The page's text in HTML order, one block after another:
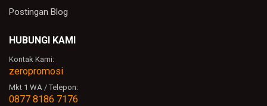
Postingan Blog
HUBUNGI KAMI
Kontak Kami:
zeropromosi
Mkt 1 WA / Telepon:
0877 8186 7176